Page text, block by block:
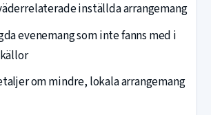
inställda arrangemang
evenemang som inte fanns med i
om mindre, lokala arrangemang